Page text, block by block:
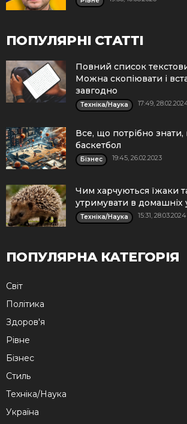
ПОПУЛЯРНІ СТАТТІ
Повний список
Можна скопіювати і
завгодно
Техніка/Наука 17:49,
Все, що потрібно
баскетбол
Бізнес 19:45, 26.02.2023
Чим харчуються їжаки
утримувати в домашніх
Техніка/Наука 15:31, 28.03.2024
ПОПУЛЯРНА КАТЕГОРІЯ
Cвіт
Політика
Здоров'я
Рівне
Бізнес
Стиль
Техніка/Наука
Україна